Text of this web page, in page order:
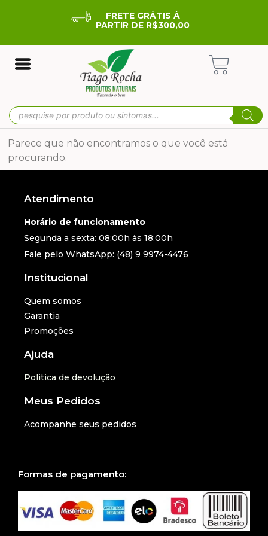
FRETE GRÁTIS À
PARTIR DE R$300,00
Parece que não encontramos o que você está
procurando.
Atendimento
Horário de funcionamento
Segunda a sexta: 08:00h às 18:00h
Fale pelo WhatsApp: (48) 9 9974-4476
Institucional
Quem somos
Garantia
Promoções
Ajuda
Politica de devolução
Meus Pedidos
Acompanhe seus pedidos
Formas de pagamento: